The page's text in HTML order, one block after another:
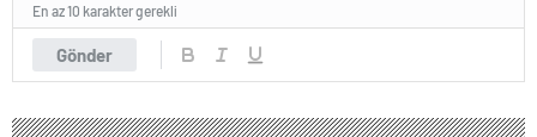
Gönder
En az 10 karakter gerekli